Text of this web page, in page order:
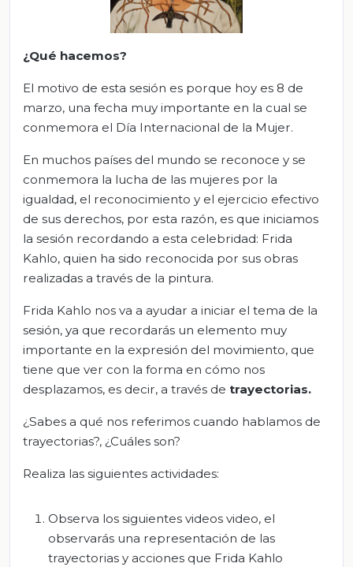
¿Qué hacemos?
El motivo de esta sesión es porque hoy es 8 de
marzo, una fecha muy importante en la cual se
conmemora el Día Internacional de la Mujer.
En muchos países del mundo se reconoce y se
conmemora la lucha de las mujeres por la
igualdad, el reconocimiento y el ejercicio efectivo
de sus derechos, por esta razón, es que iniciamos
la sesión recordando a esta celebridad: Frida
Kahlo, quien ha sido reconocida por sus obras
realizadas a través de la pintura.
Frida Kahlo nos va a ayudar a iniciar el tema de la
sesión, ya que recordarás un elemento muy
importante en la expresión del movimiento, que
tiene que ver con la forma en cómo nos
desplazamos, es decir, a través de trayectorias.
¿Sabes a qué nos referimos cuando hablamos de
trayectorias?, ¿Cuáles son?
Realiza las siguientes actividades:
Observa los siguientes videos video, el
observarás una representación de las
trayectorias y acciones que Frida Kahlo